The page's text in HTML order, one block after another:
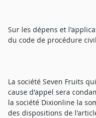
Sur les dépens et
du code de procédure
La société Seven Fruits
cause d'appel sera
la société Dixionline la
des dispositions de